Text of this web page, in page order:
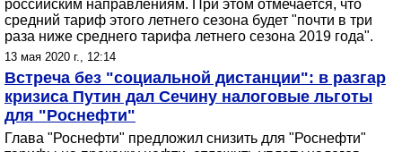
российским направлениям. При этом отмечается, что
средний тариф этого летнего сезона будет "почти в три
раза ниже среднего тарифа летнего сезона 2019 года".
13 мая 2020 г., 12:14
Встреча без "социальной дистанции": в разгар
кризиса Путин дал Сечину налоговые льготы
для "Роснефти"
Глава "Роснефти" предложил снизить для "Роснефти"